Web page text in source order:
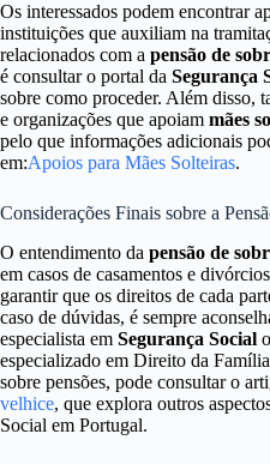
Os interessados podem encontrar
instituições que auxiliam na
relacionados com a pensão de
é consultar o portal da Segurança
sobre como proceder. Além disso,
e organizações que apoiam mães
pelo que informações adicionais
em:Apoios para Mães Solteiras.
Considerações Finais sobre a
O entendimento da pensão de
em casos de casamentos e
garantir que os direitos de cada
caso de dúvidas, é sempre
especialista em Segurança Social
especializado em Direito da
sobre pensões, pode consultar o
velhice, que explora outros
Social em Portugal.